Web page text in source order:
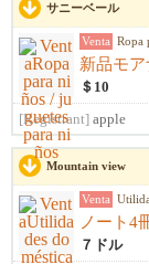
サニーベール
Venta Ropa
新品モ
＄10
[Registrant] apple
Mountain view
Venta
ノート4
７ドル